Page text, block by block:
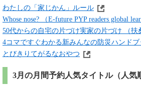
わたしの「家じかん」ルール
Whose nose? （E‐future PYP readers global
50代からの自宅の片づけ実家の片づけ （扶
4コマですぐわかる新みんなの防災ハンドブ
とびきりてがるなおやつ
3月の月間予約人気タイトル（人気